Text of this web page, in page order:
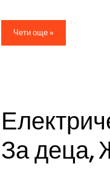
Чети още »
За деца,